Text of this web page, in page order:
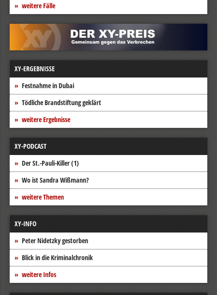
weitere Fälle
XY-ERGEBNISSE
Festnahme in Dubai
Tödliche Brandstiftung geklärt
weitere Ergebnisse
XY-PODCAST
Der St.-Pauli-Killer (1)
Wo ist Sandra Wißmann?
weitere Themen
XY-INFO
Peter Nidetzky gestorben
Blick in die Kriminalchronik
weitere Infos